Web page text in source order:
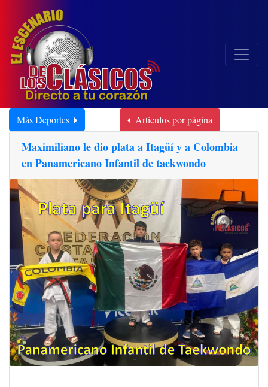
Más Deportes Artículos por página
Maximiliano le dio plata a Itagüí y a Colombia
en Panamericano Infantil de taekwondo